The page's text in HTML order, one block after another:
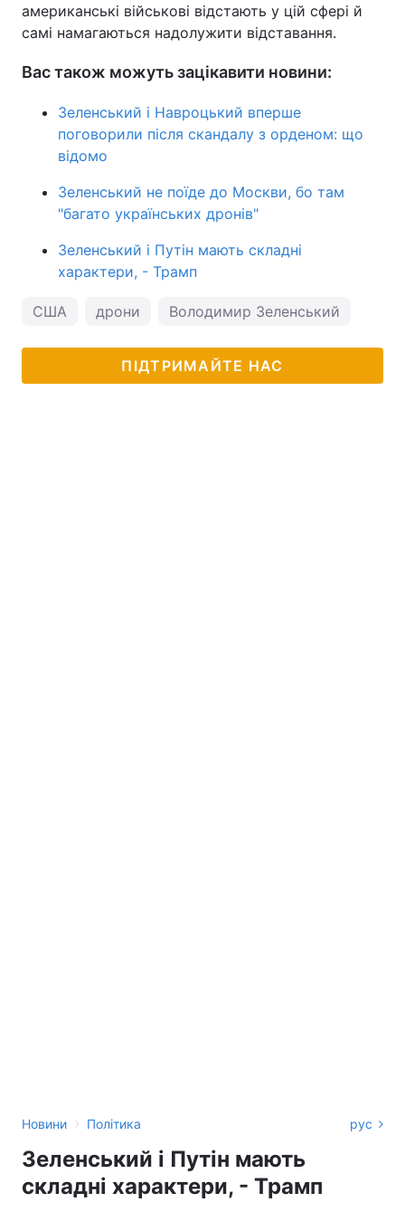
американські військові відстають у цій сфері й
самі намагаються надолужити відставання.
Вас також можуть зацікавити новини:
Зеленський і Навроцький вперше
поговорили після скандалу з орденом: що
відомо
Зеленський не поїде до Москви, бо там
"багато українських дронів"
Зеленський і Путін мають складні
характери, - Трамп
США дрони Володимир Зеленський
ПІДТРИМАЙТЕ НАС
Новини › Політика рус
Зеленський і Путін мають
складні характери, - Трамп